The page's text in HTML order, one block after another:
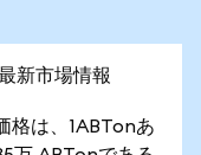
市場情報
は、1ABTonあ